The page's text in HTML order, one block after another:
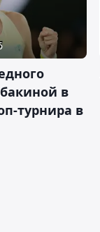
в
турнира в